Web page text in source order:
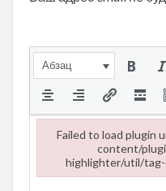
Абзац
Failed to load plugin
content/
highlighter/util/tag-
Failed to load plugin